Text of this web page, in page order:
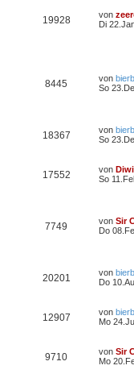
19928 von
Di
8445 von
So
18367 von
So
17552 von
So
7749 von Sir
Do
20201 von
Do
12907 von
Mo
9710 von Sir
Mo